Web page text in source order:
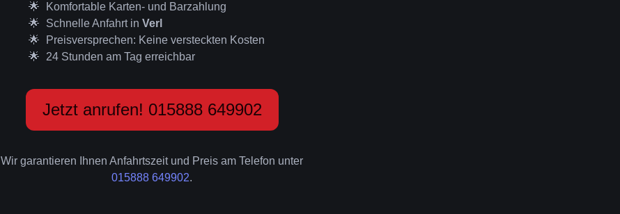
Komfortable Karten- und Barzahlung
Schnelle Anfahrt in Verl
Preisversprechen: Keine versteckten Kosten
24 Stunden am Tag erreichbar
Jetzt anrufen! 015888 649902
Wir garantieren Ihnen Anfahrtszeit und Preis am Telefon unter
015888 649902.